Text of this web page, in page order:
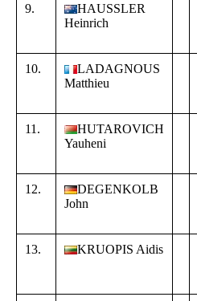
9.
HAUSSLER
Heinrich
10.
LADAGNOUS
Matthieu
11.
HUTAROVICH
Yauheni
12.
DEGENKOLB
John
13. KRUOPIS Aidis